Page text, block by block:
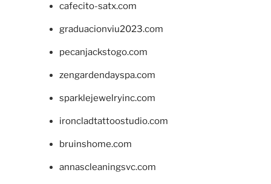
cafecito-satx.com
graduacionviu2023.com
pecanjackstogo.com
zengardendayspa.com
sparklejewelryinc.com
ironcladtattoostudio.com
bruinshome.com
annascleaningsvc.com